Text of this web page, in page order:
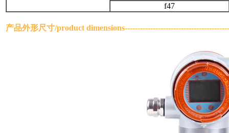
f47
产品外形尺寸/product dimensions